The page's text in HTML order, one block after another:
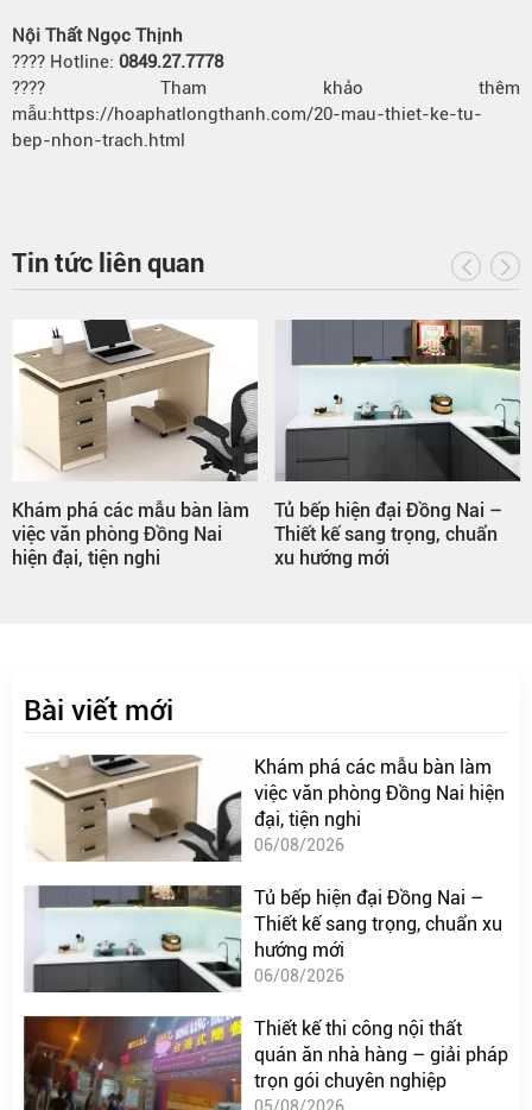
Nội Thất Ngọc Thịnh
???? Hotline: 0849.27.7778
???? Tham khảo thêm
mẫu:https://hoaphatlongthanh.com/20-mau-thiet-ke-tu-
bep-nhon-trach.html
Tin tức liên quan
Khám phá các mẫu bàn làm
việc văn phòng Đồng Nai
hiện đại, tiện nghi
Tủ bếp hiện đại Đồng Nai –
Thiết kế sang trọng, chuẩn
xu hướng mới
Bài viết mới
Khám phá các mẫu bàn làm
việc văn phòng Đồng Nai hiện
đại, tiện nghi
06/08/2026
Tủ bếp hiện đại Đồng Nai –
Thiết kế sang trọng, chuẩn xu
hướng mới
06/08/2026
Thiết kế thi công nội thất
quán ăn nhà hàng – giải pháp
trọn gói chuyên nghiệp
05/08/2026